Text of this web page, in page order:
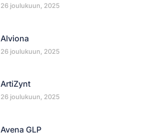
26 joulukuun, 2025
Alviona
26 joulukuun, 2025
ArtiZynt
26 joulukuun, 2025
Avena GLP